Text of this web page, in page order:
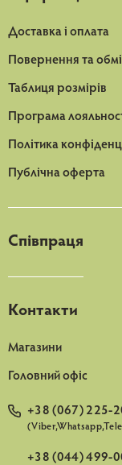
Доставка і оплата
Повернення та
Таблиця розмірів
Програма
Політика
Публічна оферта
Співпраця
Контакти
Магазини
Головний офіс
+38 (067) 225-
+38 (044) 499-